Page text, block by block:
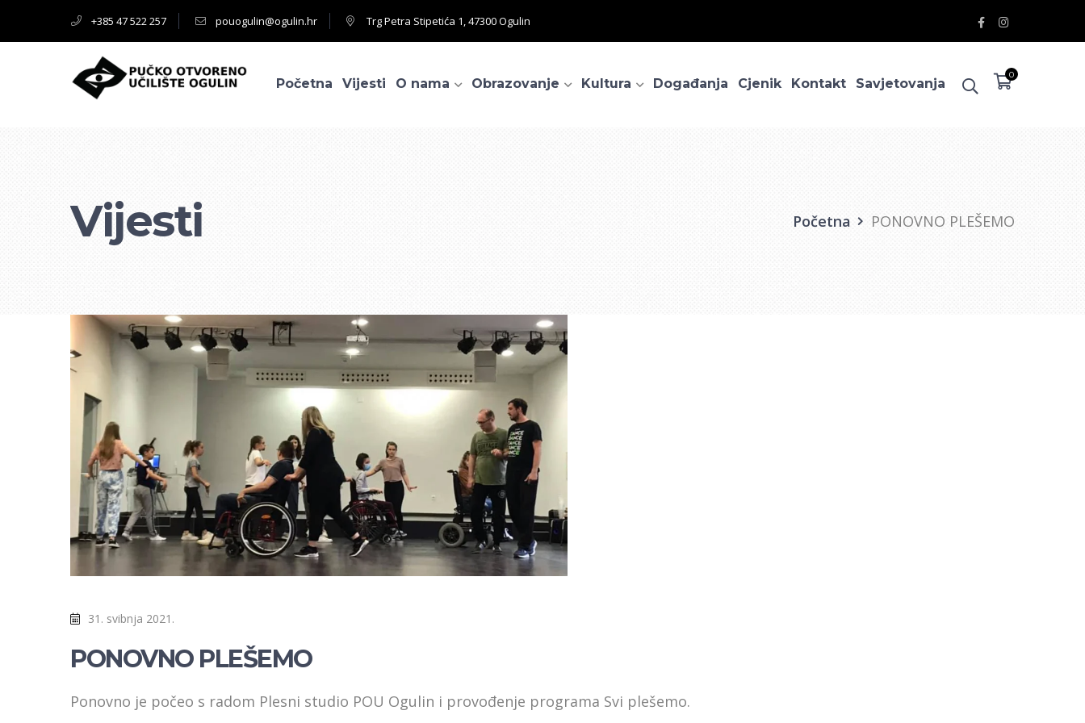
+385 47 522 257 pouogulin@ogulin.hr Trg Petra Stipetića 1, 47300 Ogulin
Facebook
Profile
Instagram
Profile
0
Početna Vijesti O nama Obrazovanje Kultura Događanja Cjenik Kontakt Savjetovanja
Vijesti Početna PONOVNO PLEŠEMO
31. svibnja 2021.
PONOVNO PLEŠEMO
Ponovno je počeo s radom Plesni studio POU Ogulin i provođenje programa Svi plešemo.